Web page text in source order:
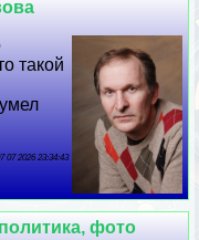
такой
07 2026 23:34:43
фото